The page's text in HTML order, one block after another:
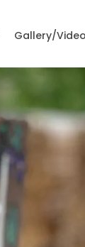
Gallery/Video